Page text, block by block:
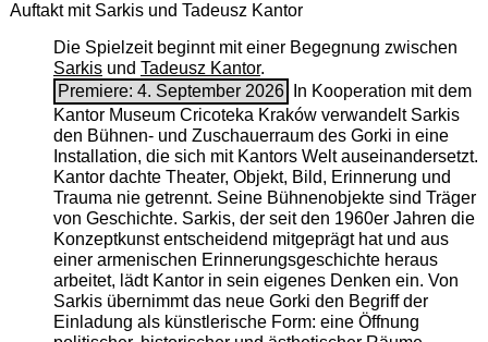
Auftakt mit Sarkis und Tadeusz Kantor
Die Spielzeit beginnt mit einer Begegnung zwischen
Sarkisund Tadeusz Kantor.
Premiere: 4. September 2026
In Kooperation mit dem
Kantor Museum Cricoteka Kraków verwandelt Sarkis
den Bühnen- und Zuschauerraum des Gorki in eine
Installation, die sich mit Kantors Welt auseinandersetzt.
Kantor dachte Theater, Objekt, Bild, Erinnerung und
Trauma nie getrennt. Seine Bühnenobjekte sind Träger
von Geschichte. Sarkis, der seit den 1960er Jahren die
Konzeptkunst entscheidend mitgeprägt hat und aus
einer armenischen ­Erinnerungsgeschichte heraus
arbeitet, lädt Kantor in sein eigenes Denken ein. Von
Sarkis übernimmt das neue Gorki den Begriff der
Einladung als künstlerische Form: eine Öffnung